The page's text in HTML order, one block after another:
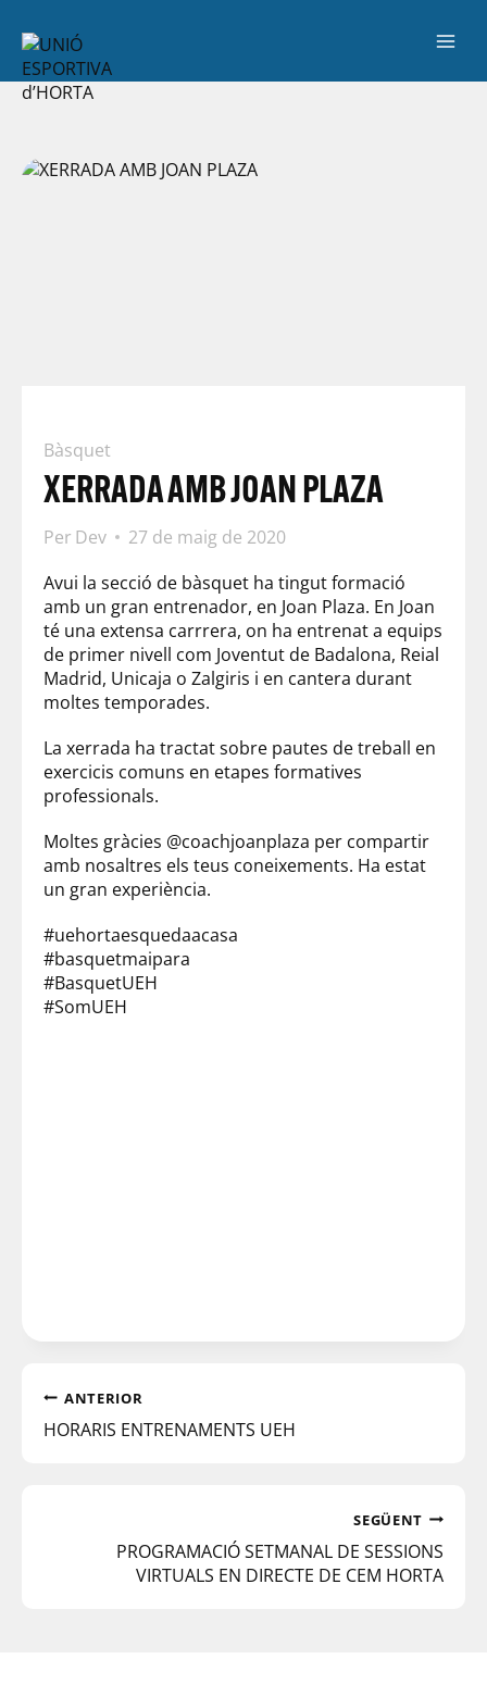
Bàsquet
XERRADA AMB JOAN PLAZA
Per Dev
27 de maig de 2020
Avui la secció de bàsquet ha tingut formació
amb un gran entrenador, en Joan Plaza. En Joan
té una extensa carrrera, on ha entrenat a equips
de primer nivell com Joventut de Badalona, Reial
Madrid, Unicaja o Zalgiris i en cantera durant
moltes temporades.
La xerrada ha tractat sobre pautes de treball en
exercicis comuns en etapes formatives
professionals.
Moltes gràcies @coachjoanplaza per compartir
amb nosaltres els teus coneixements. Ha estat
un gran experiència.
#uehortaesquedaacasa
#basquetmaipara
#BasquetUEH
#SomUEH
ANTERIOR
HORARIS ENTRENAMENTS UEH
SEGÜENT
PROGRAMACIÓ SETMANAL DE SESSIONS
VIRTUALS EN DIRECTE DE CEM HORTA